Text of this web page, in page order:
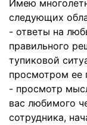
Имею
следующих
- ответы на
правильного
тупиковой
просмотром ее
- просмотр
вас любимого
сотрудника,